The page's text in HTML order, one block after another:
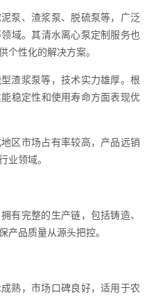
泵、渣浆泵、脱硫泵等，广泛
域。其清水离心泵定制服务也
个性化的解决方案。
渣浆泵等，技术实力雄厚。根
稳定性和使用寿命方面表现优
区市场占有率较高，产品远销
业领域。
有完整的生产链，包括铸造、
产品质量从源头把控。
熟，市场口碑良好，适用于农